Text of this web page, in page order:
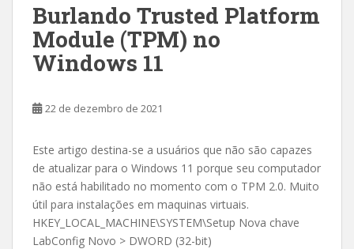
Burlando Trusted Platform
Module (TPM) no
Windows 11
22 de dezembro de 2021
Este artigo destina-se a usuários que não são capazes
de atualizar para o Windows 11 porque seu computador
não está habilitado no momento com o TPM 2.0. Muito
útil para instalações em maquinas virtuais.
HKEY_LOCAL_MACHINE\SYSTEM\Setup Nova chave
LabConfig Novo > DWORD (32-bit)